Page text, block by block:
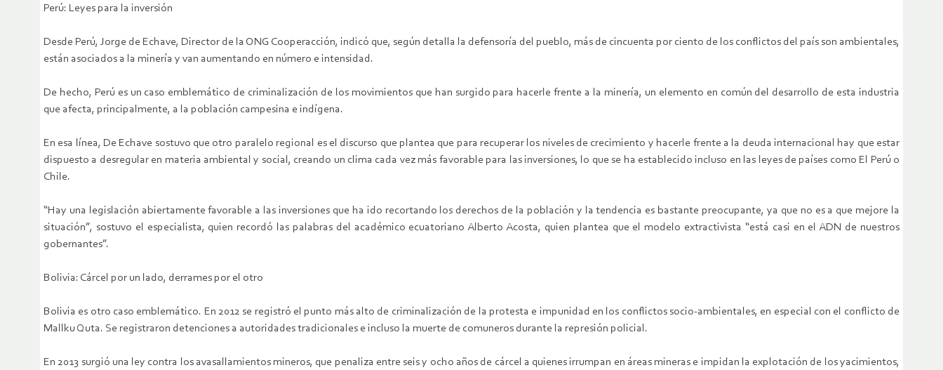
Perú: Leyes para la inversión
Desde Perú, Jorge de Echave, Director de la ONG Cooperacción, indicó que, según detalla la defensoría del pueblo, más de cincuenta por ciento de los conflictos del país son ambientales,
están asociados a la minería y van aumentando en número e intensidad.
De hecho, Perú es un caso emblemático de criminalización de los movimientos que han surgido para hacerle frente a la minería, un elemento en común del desarrollo de esta industria
que afecta, principalmente, a la población campesina e indígena.
En esa línea, De Echave sostuvo que otro paralelo regional es el discurso que plantea que para recuperar los niveles de crecimiento y hacerle frente a la deuda internacional hay que estar
dispuesto a desregular en materia ambiental y social, creando un clima cada vez más favorable para las inversiones, lo que se ha establecido incluso en las leyes de países como El Perú o
Chile.
“Hay una legislación abiertamente favorable a las inversiones que ha ido recortando los derechos de la población y la tendencia es bastante preocupante, ya que no es a que mejore la
situación”, sostuvo el especialista, quien recordó las palabras del académico ecuatoriano Alberto Acosta, quien plantea que el modelo extractivista “está casi en el ADN de nuestros
gobernantes”.
Bolivia: Cárcel por un lado, derrames por el otro
Bolivia es otro caso emblemático. En 2012 se registró el punto más alto de criminalización de la protesta e impunidad en los conflictos socio-ambientales, en especial con el conflicto de
Mallku Quta. Se registraron detenciones a autoridades tradicionales e incluso la muerte de comuneros durante la represión policial.
En 2013 surgió una ley contra los avasallamientos mineros, que penaliza entre seis y ocho años de cárcel a quienes irrumpan en áreas mineras e impidan la explotación de los yacimientos,